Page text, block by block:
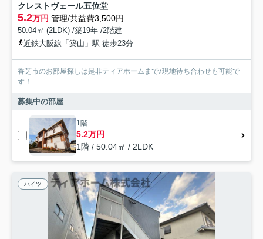
クレストヴェール五位堂
5.2万円 管理/共益費3,500円
50.04㎡ (2LDK) /築19年 /2階建
近鉄大阪線「築山」駅 徒歩23分
香芝市のお部屋探しは是非ティアホームまで♪現地待ち合わせも可能で
す！
募集中の部屋
1階
5.2万円
1階 / 50.04㎡ / 2LDK
ハイツ